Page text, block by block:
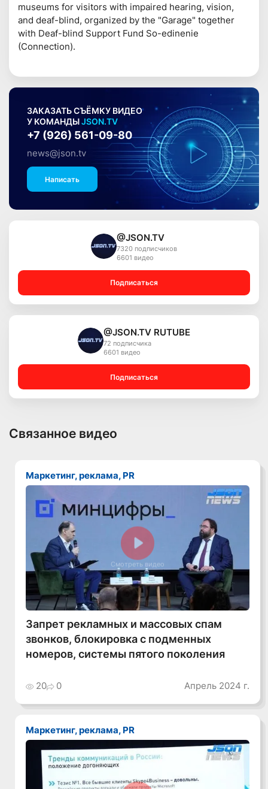
museums for visitors with impaired hearing, vision,
and deaf-blind, organized by the "Garage" together
with Deaf-blind Support Fund So-edinenie
(Connection).
ЗАКАЗАТЬ СЪЁМКУ ВИДЕО
У КОМАНДЫJSON.TV
+7 (926) 561-09-80
news@json.tv
Написать
@JSON.TV
7320 подписчиков
6601 видео
Подписаться
@JSON.TV RUTUBE
72 подписчика
6601 видео
Подписаться
Связанное видео
Маркетинг, реклама, PR
Смотреть видео
Запрет рекламных и массовых спам
звонков, блокировка с подменных
номеров, системы пятого поколения
20 0 Апрель 2024 г.
Маркетинг, реклама, PR